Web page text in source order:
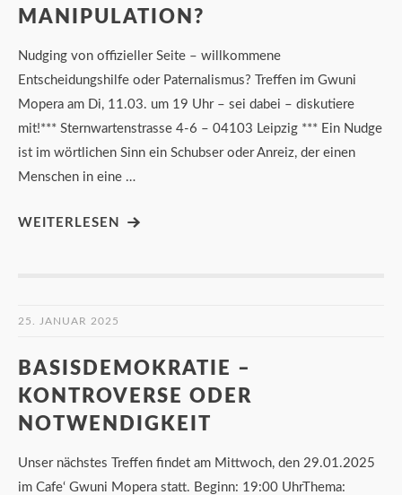
MANIPULATION?
Nudging von offizieller Seite – willkommene
Entscheidungshilfe oder Paternalismus? Treffen im Gwuni
Mopera am Di, 11.03. um 19 Uhr – sei dabei – diskutiere
mit!*** Sternwartenstrasse 4-6 – 04103 Leipzig *** Ein Nudge
ist im wörtlichen Sinn ein Schubser oder Anreiz, der einen
Menschen in eine …
WEITERLESEN
25. JANUAR 2025
BASISDEMOKRATIE –
KONTROVERSE ODER
NOTWENDIGKEIT
Unser nächstes Treffen findet am Mittwoch, den 29.01.2025
im Cafe‘ Gwuni Mopera statt. Beginn: 19:00 UhrThema: